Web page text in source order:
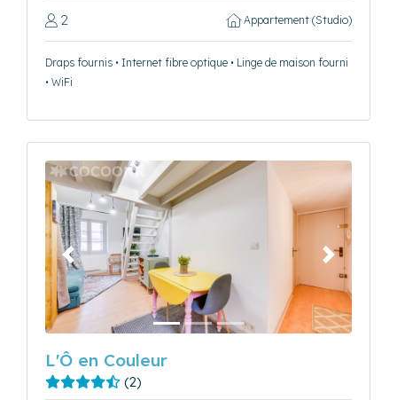
2 Appartement (Studio)
Draps fournis • Internet fibre optique • Linge de maison fourni
• WiFi
Précédent Suivant
L'Ô en Couleur
(2)